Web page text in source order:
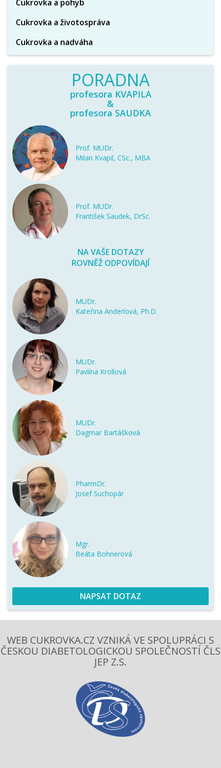
Cukrovka a pohyb
Cukrovka a životospráva
Cukrovka a nadváha
PORADNA
profesora KVAPILA
&
profesora SAUDKA
Prof. MUDr.
Milan Kvapil, CSc., MBA
Prof. MUDr.
František Saudek, DrSc.
NA VAŠE DOTAZY
ROVNĚŽ ODPOVÍDAJÍ
MUDr.
Kateřina Anderlová, Ph.D.
MUDr.
Pavlína Krollová
MUDr.
Dagmar Bartášková
PharmDr.
Josef Suchopár
Mgr.
Beáta Bohnerová
NAPSAT DOTAZ
WEB CUKROVKA.CZ VZNIKÁ VE SPOLUPRÁCI S
ČESKOU DIABETOLOGICKOU SPOLEČNOSTÍ ČLS
JEP Z.S.